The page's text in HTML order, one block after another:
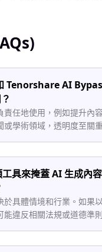
Tenorshare AI
責任地使用，例如提升內
或學術領域，透明度至關
具來掩蓋 AI 生成內
於具體情境和行業。如果
能違反相關法規或道德準